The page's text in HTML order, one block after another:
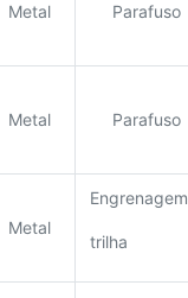
Metal Parafuso
Metal Parafuso
Metal
Engrenagem
trilha